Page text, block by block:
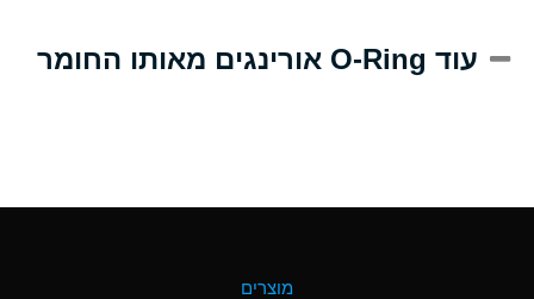
(Aqueous) עוד O-Ring אורינגים מאותו החומר
מוצרים